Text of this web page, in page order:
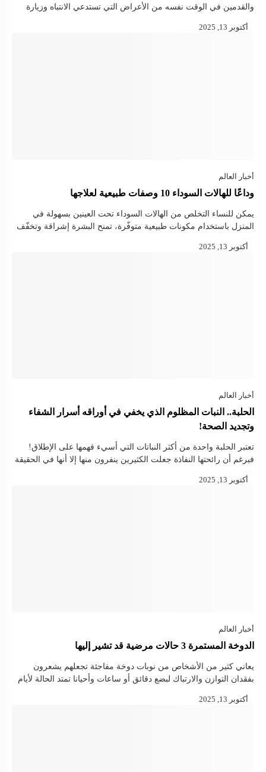
والقدمين في الوقت نفسه من الأعراض التي تستدعي الانتباه وزيارة
وداعًا للهالات السوداء 10 وصفات طبيعية لعلاجها
يمكن للنساء التخلص من الهالات السوداء تحت العينين بسهولة في
المنزل باستخدام مكونات طبيعية متوفّرة، تمنح البشرة إشراقة وتخفّف
يُعدّ الخيار …
الحلبة.. النبات المظلوم الذي يخفي في أوراقه أسرار الشفاء
وتجديد الصحة!
تعتبر الحلبة واحدة من أكثر النباتات التي أسيء فهمها على الإطلاق!
فبرغم أن رائحتها النفاذة جعلت الكثيرين ينفرون منها إلا أنها في الحقيقة
الدوخة المستمرة 3 حالات مرضية قد تشير إليها
يعاني كثير من الأشخاص من نوبات دوخة مفاجئة تجعلهم يشعرون
بفقدان التوازن والارتباك لبضع دقائق أو ساعات وأحيانا تمتد الحالة لأيام